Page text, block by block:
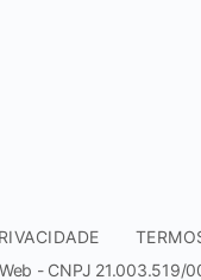
- CNPJ 21.003.519/